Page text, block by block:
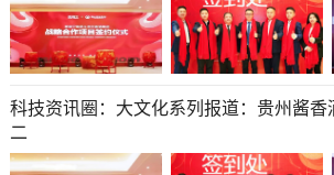
科技资讯圈：大文化系列报道：贵州酱香
二